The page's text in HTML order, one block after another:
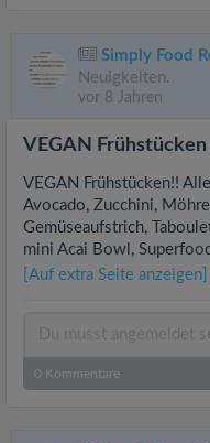
Simply Food
Neuigkeiten.
vor 8 Jahren
VEGAN
VEGAN Frühstücken!!
Avocado, Zucchini,
Gemüseaufstrich,
mini Acai Bowl,
[Auf extra Seite anzeigen]
0 Kommentare